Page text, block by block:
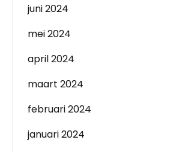
juni 2024
mei 2024
april 2024
maart 2024
februari 2024
januari 2024